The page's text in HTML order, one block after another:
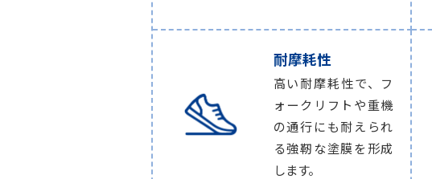
耐摩耗性
高い耐摩耗性で、フ
ォークリフトや重機
の通行にも耐えられ
る強靭な塗膜を形成
します。